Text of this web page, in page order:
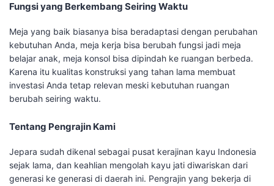
Fungsi yang Berkembang Seiring Waktu
Meja yang baik biasanya bisa beradaptasi dengan perubahan
kebutuhan Anda, meja kerja bisa berubah fungsi jadi meja
belajar anak, meja konsol bisa dipindah ke ruangan berbeda.
Karena itu kualitas konstruksi yang tahan lama membuat
investasi Anda tetap relevan meski kebutuhan ruangan
berubah seiring waktu.
Tentang Pengrajin Kami
Jepara sudah dikenal sebagai pusat kerajinan kayu Indonesia
sejak lama, dan keahlian mengolah kayu jati diwariskan dari
generasi ke generasi di daerah ini. Pengrajin yang bekerja di